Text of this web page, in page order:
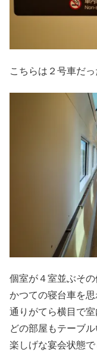
こちらは２号車だっ
個室が４室並ぶその
かつての寝台車を思
通りがてら横目で
どの部屋もテーブ
楽しげな宴会状態で